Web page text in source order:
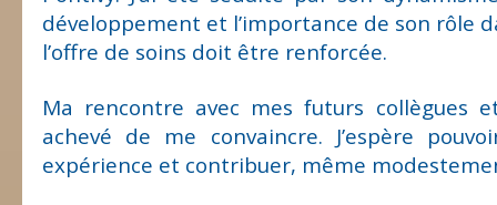
développement et l’importance de son rôle
l’offre de soins doit être renforcée.
Ma rencontre avec mes futurs collègues
achevé de me convaincre. J’espère
expérience et contribuer, même